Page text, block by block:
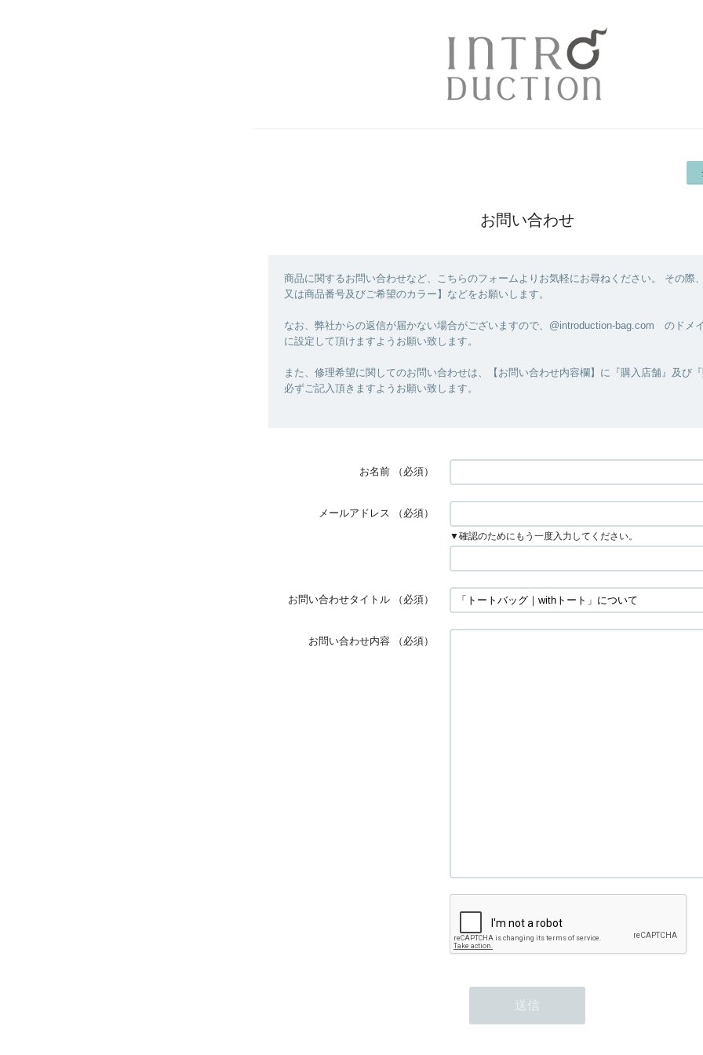
お問い合わせ
商品に関するお問い合わせなど、こちらのフォームよりお気軽にお尋ねください。 その際
又は商品番号及びご希望のカラー】などをお願いします。
なお、弊社からの返信が届かない場合がございますので、@introduction-bag.com のドメ
に設定して頂けますようお願い致します。
また、修理希望に関してのお問い合わせは、【お問い合わせ内容欄】に『購入店舗』及び
必ずご記入頂きますようお願い致します。
お名前 （必須）
メールアドレス （必須）
▼確認のためにもう一度入力してください。
お問い合わせタイトル （必須）
お問い合わせ内容 （必須）